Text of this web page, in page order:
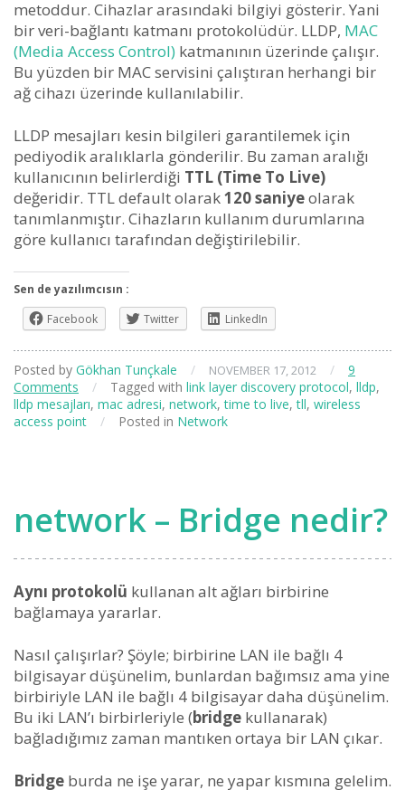
metoddur. Cihazlar arasındaki bilgiyi gösterir. Yani
bir veri-bağlantı katmanı protokolüdür. LLDP, MAC
(Media Access Control) katmanının üzerinde çalışır.
Bu yüzden bir MAC servisini çalıştıran herhangi bir
ağ cihazı üzerinde kullanılabilir.
LLDP mesajları kesin bilgileri garantilemek için
pediyodik aralıklarla gönderilir. Bu zaman aralığı
kullanıcının belirlerdiği TTL (Time To Live)
değeridir. TTL default olarak120 saniyeolarak
tanımlanmıştır. Cihazların kullanım durumlarına
göre kullanıcı tarafından değiştirilebilir.
Sen de yazılımcısın :
Facebook
Twitter LinkedIn
Posted by Gökhan Tunçkale / NOVEMBER 17, 2012 /
9
Comments
/ Tagged with link layer discovery protocol, lldp,
lldp mesajları, mac adresi, network, time to live, tll, wireless
access point
/ Posted in Network
network – Bridge nedir?
Aynı protokolü kullanan alt ağları birbirine
bağlamaya yararlar.
Nasıl çalışırlar? Şöyle; birbirine LAN ile bağlı 4
bilgisayar düşünelim, bunlardan bağımsız ama yine
birbiriyle LAN ile bağlı 4 bilgisayar daha düşünelim.
Bu iki LAN’ı birbirleriyle (bridge kullanarak)
bağladığımız zaman mantıken ortaya bir LAN çıkar.
Bridge burda ne işe yarar, ne yapar kısmına gelelim.